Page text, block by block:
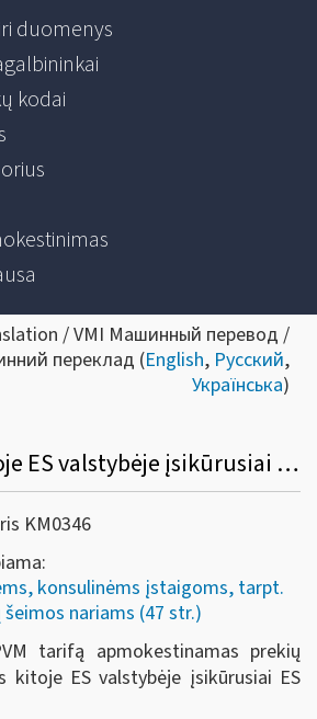
duomenys
kodai
/ VMI Машинный перевод /
переклад (English, Русский,
Українська)
Kaip taikyti kitoje ES valstybėje įsikūrusiai ES institucijai Lietuvoje įsigytų prekių (paslaugų) pirkimo PVM lengvatą?
KM0346
konsulinėms įstaigoms, tarpt.
nariams (47 str.)
tarifą apmokestinamas prekių
kitoje ES valstybėje įsikūrusiai ES